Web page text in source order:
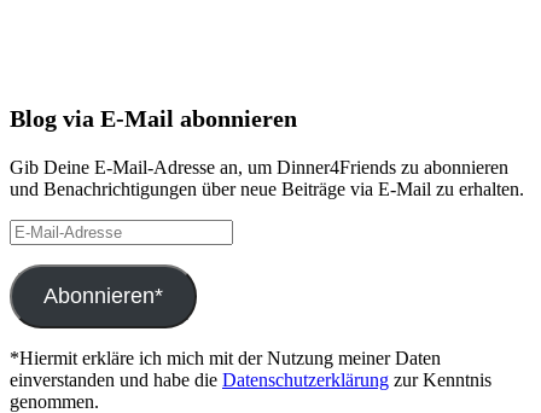
Blog via E-Mail abonnieren
Gib Deine E-Mail-Adresse an, um Dinner4Friends zu abonnieren
und Benachrichtigungen über neue Beiträge via E-Mail zu erhalten.
E-
Mail-
Adresse
Abonnieren*
*Hiermit erkläre ich mich mit der Nutzung meiner Daten
einverstanden und habe die Datenschutzerklärung zur Kenntnis
genommen.